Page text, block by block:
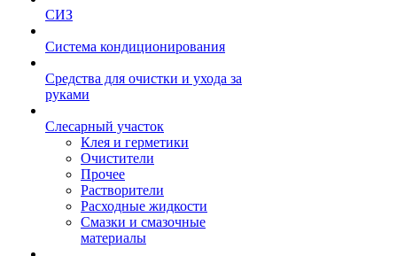
СИЗ
Система кондиционирования
Средства для очистки и ухода за
руками
Слесарный участок
Клея и герметики
Очистители
Прочее
Растворители
Расходные жидкости
Смазки и смазочные
материалы